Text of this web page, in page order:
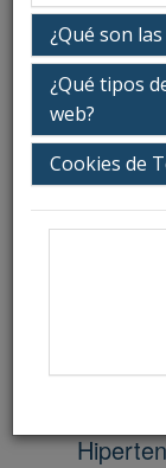
¿Qué son
¿Qué tipos
web?
Cookies de
08:00h.
08:30-
08:50-
Salón de
Dr.
Hospital
de
09:00-
Salón de